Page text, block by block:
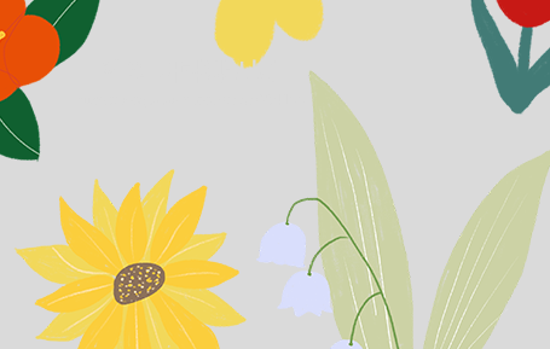
앤의 다락방 서재